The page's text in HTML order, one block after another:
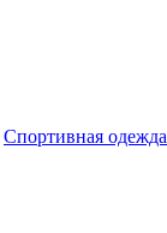
Спортивная одежда